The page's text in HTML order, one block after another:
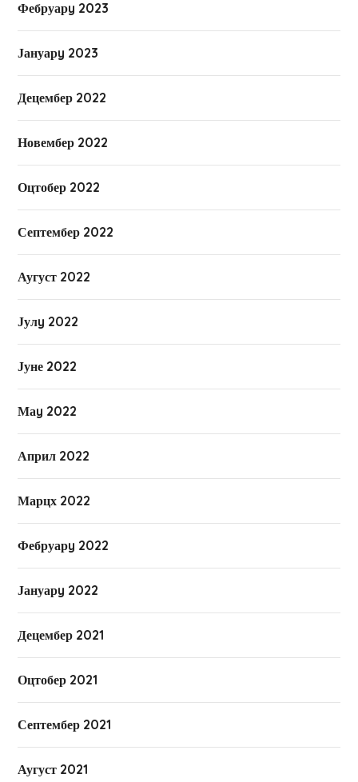
Фебруарy 2023
Јануарy 2023
Децембер 2022
Новембер 2022
Оцтобер 2022
Септембер 2022
Аугуст 2022
Јулy 2022
Јуне 2022
Маy 2022
Април 2022
Марцх 2022
Фебруарy 2022
Јануарy 2022
Децембер 2021
Оцтобер 2021
Септембер 2021
Аугуст 2021